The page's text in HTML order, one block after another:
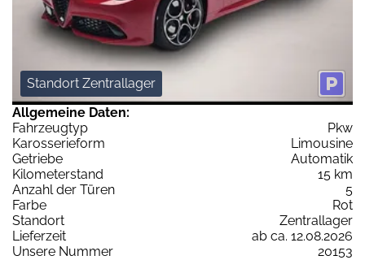
Standort Zentrallager
Allgemeine Daten:
Fahrzeugtyp
Pkw
Karosserieform
Limousine
Getriebe
Automatik
Kilometerstand
15 km
Anzahl der Türen
5
Farbe
Rot
Standort
Zentrallager
Lieferzeit
ab ca. 12.08.2026
Unsere Nummer
20153